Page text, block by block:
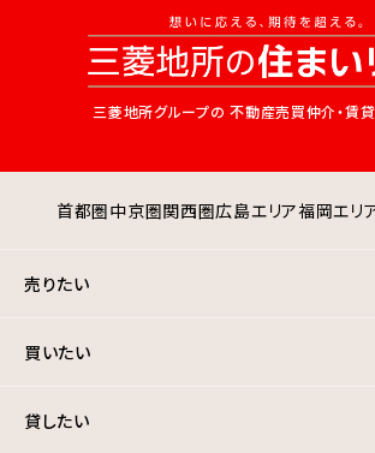
三菱地所グループの 不動産売買仲介・賃
首都圏中京圏関西圏広島エリア福岡エリ
売りたい
買いたい
貸したい